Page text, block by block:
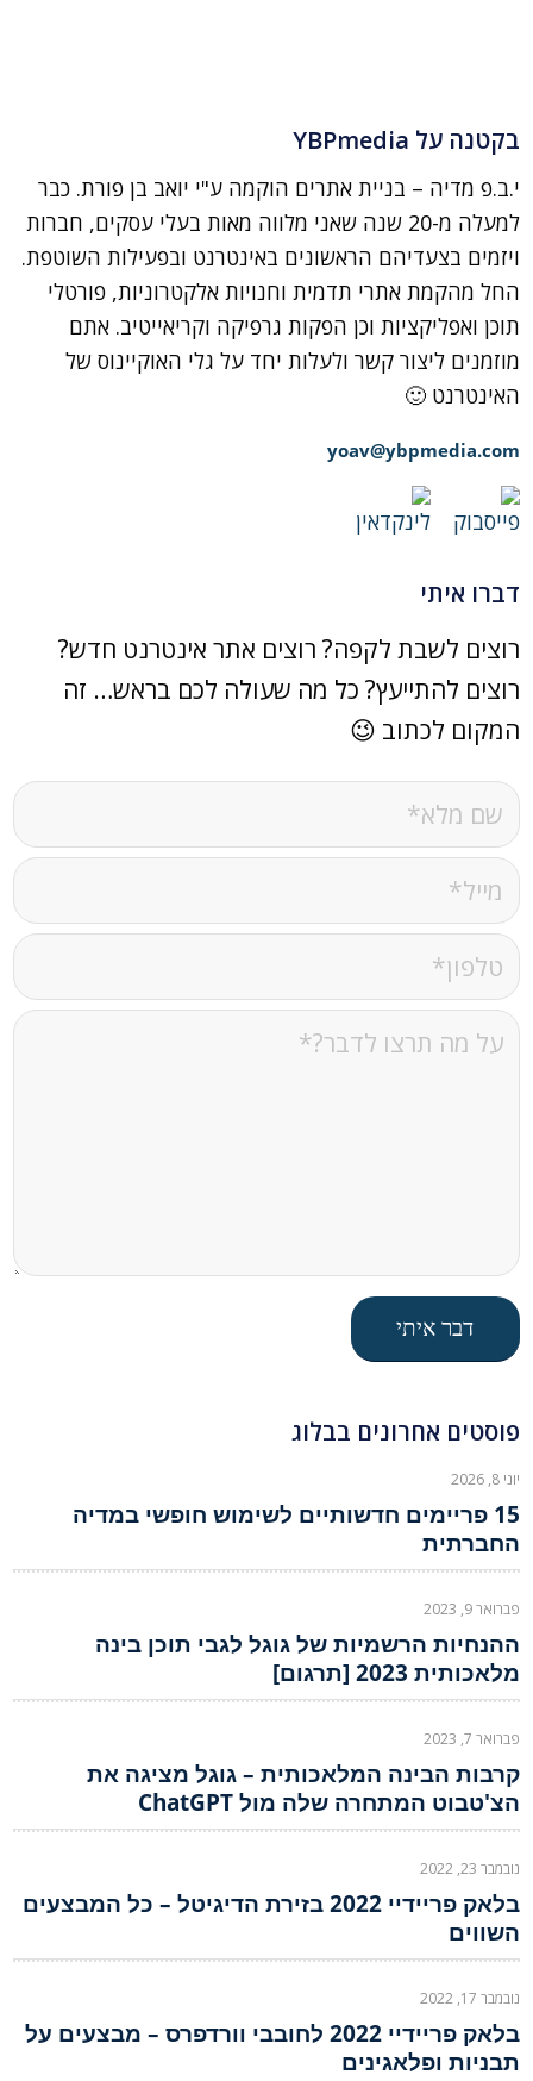
בקטנה על YBPmedia
י.ב.פ מדיה – בניית אתרים הוקמה ע"י יואב בן פורת. כבר
למעלה מ-20 שנה שאני מלווה מאות בעלי עסקים, חברות
ויזמים בצעדיהם הראשונים באינטרנט ובפעילות השוטפת.
החל מהקמת אתרי תדמית וחנויות אלקטרוניות, פורטלי
תוכן ואפליקציות וכן הפקות גרפיקה וקריאייטיב. אתם
מוזמנים ליצור קשר ולעלות יחד על גלי האוקיינוס של
האינטרנט 🙂
yoav@ybpmedia.com
דברו איתי
רוצים לשבת לקפה? רוצים אתר אינטרנט חדש?
רוצים להתייעץ? כל מה שעולה לכם בראש… זה
המקום לכתוב 😉
פוסטים אחרונים בבלוג
יוני 8, 2026
15 פריימים חדשותיים לשימוש חופשי במדיה
החברתית
פברואר 9, 2023
ההנחיות הרשמיות של גוגל לגבי תוכן בינה
מלאכותית 2023 [תרגום]
פברואר 7, 2023
קרבות הבינה המלאכותית – גוגל מציגה את
הצ'טבוט המתחרה שלה מול ChatGPT
נובמבר 23, 2022
בלאק פריידיי 2022 בזירת הדיגיטל – כל המבצעים
השווים
נובמבר 17, 2022
בלאק פריידיי 2022 לחובבי וורדפרס – מבצעים על
תבניות ופלאגינים